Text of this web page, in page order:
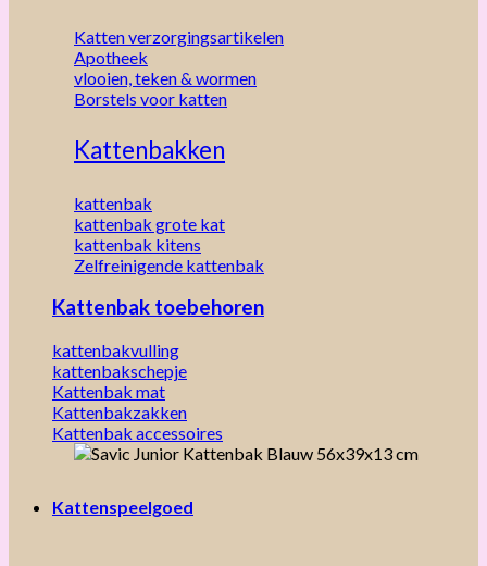
Katten verzorgingsartikelen
Apotheek
vlooien, teken & wormen
Borstels voor katten
Kattenbakken
kattenbak
kattenbak grote kat
kattenbak kitens
Zelfreinigende kattenbak
Kattenbak toebehoren
kattenbakvulling
kattenbakschepje
Kattenbak mat
Kattenbakzakken
Kattenbak accessoires
Kattenspeelgoed